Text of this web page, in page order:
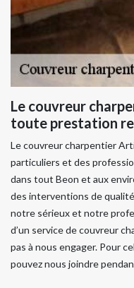
Le couvreur
toute prestation
Le couvreur charpentier
particuliers et des
dans tout Beon et aux
des interventions de
notre sérieux et notre
d’un service de couvreur
pas à nous engager. Pour
pouvez nous joindre